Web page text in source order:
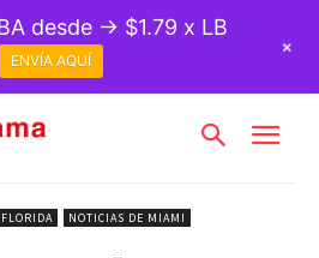
NOTICIAS DE MIAMI
desde → $1.79 x LB
ENVÍA AQUÍ
+